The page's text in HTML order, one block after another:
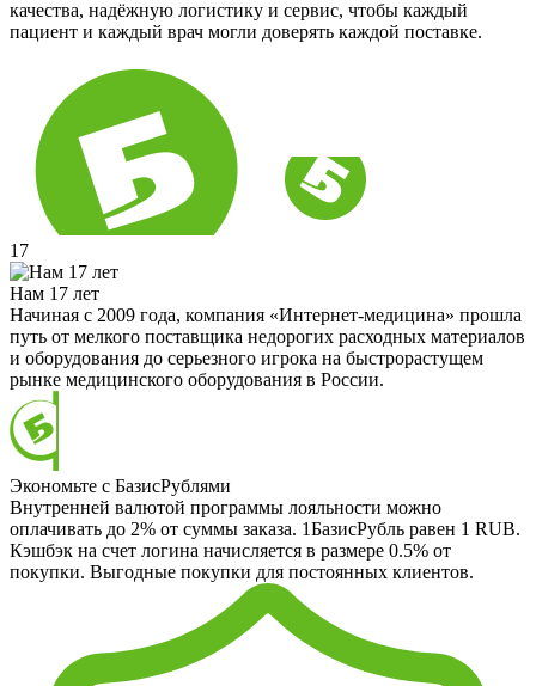
качества, надёжную логистику и сервис, чтобы каждый
пациент и каждый врач могли доверять каждой поставке.
17
Нам 17 лет
Начиная с 2009 года, компания «Интернет-медицина» прошла
путь от мелкого поставщика недорогих расходных материалов
и оборудования до серьезного игрока на быстрорастущем
рынке медицинского оборудования в России.
Экономьте с БазисРублями
Внутренней валютой программы лояльности можно
оплачивать до 2% от суммы заказа. 1БазисРубль равен 1 RUB.
Кэшбэк на счет логина начисляется в размере 0.5% от
покупки. Выгодные покупки для постоянных клиентов.